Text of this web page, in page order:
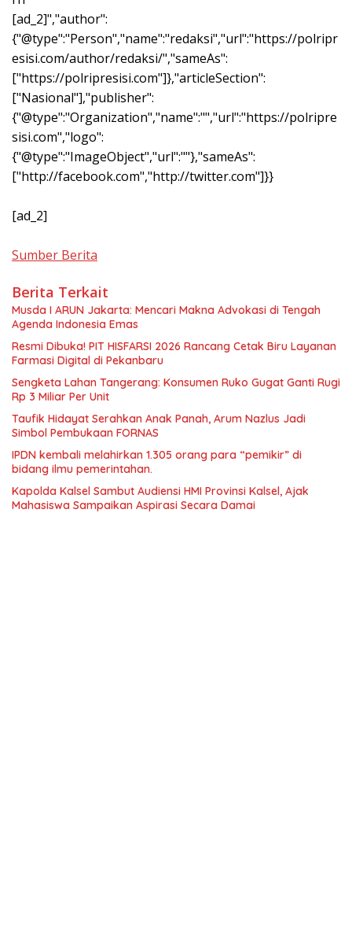
[ad_2]","author":
{"@type":"Person","name":"redaksi","url":"https://polripr
esisi.com/author/redaksi/","sameAs":
["https://polripresisi.com"]},"articleSection":
["Nasional"],"publisher":
{"@type":"Organization","name":"","url":"https://polripre
sisi.com","logo":
{"@type":"ImageObject","url":""},"sameAs":
["http://facebook.com","http://twitter.com"]}}
[ad_2]
Sumber Berita
Berita Terkait
Musda I ARUN Jakarta: Mencari Makna Advokasi di Tengah
Agenda Indonesia Emas
Resmi Dibuka! PIT HISFARSI 2026 Rancang Cetak Biru Layanan
Farmasi Digital di Pekanbaru
Sengketa Lahan Tangerang: Konsumen Ruko Gugat Ganti Rugi
Rp 3 Miliar Per Unit
Taufik Hidayat Serahkan Anak Panah, Arum Nazlus Jadi
Simbol Pembukaan FORNAS
IPDN kembali melahirkan 1.305 orang para “pemikir” di
bidang ilmu pemerintahan.
Kapolda Kalsel Sambut Audiensi HMI Provinsi Kalsel, Ajak
Mahasiswa Sampaikan Aspirasi Secara Damai